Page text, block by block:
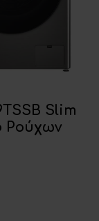
Slim
Ρούχων